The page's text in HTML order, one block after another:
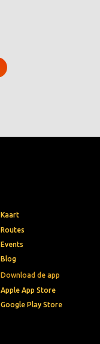
Download de app
Apple App Store
Google Play Store
Kaart
Routes
Events
Blog